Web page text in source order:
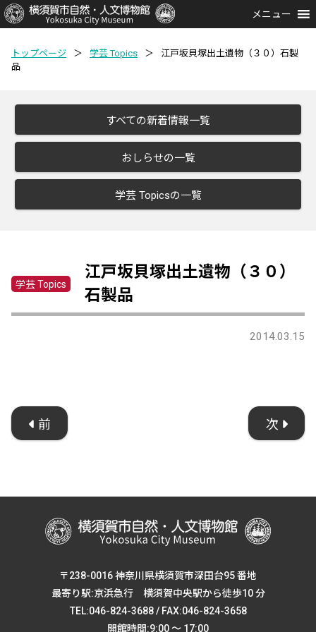
メニュー
トップページ ＞ 学芸 Topics ＞
江戸坂貝塚出土遺物（３０）石製
品
すべての新着情報一覧
おしらせの一覧
学芸 Topicsの一覧
学芸 Topics
江戸坂貝塚出土遺物（３０）
石製品
2014.03.15
前 次
〒238-0016 神奈川県横須賀市深田台95 番地
最寄り駅:京浜急行 横須賀中央駅から徒歩10 分
TEL:046-824-3688 / FAX:046-824-3658
開館時間:9:00 ～ 17:00